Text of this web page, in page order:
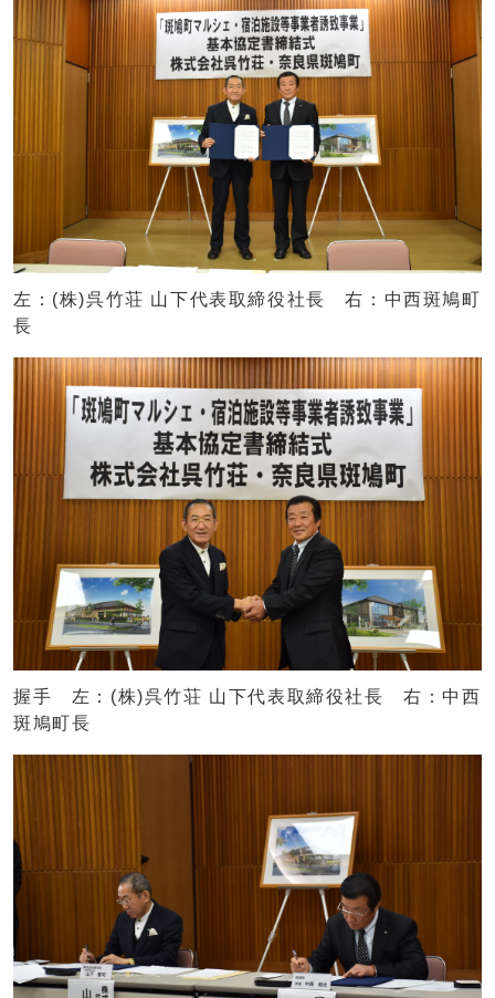
左：(株)呉竹荘 山下代表取締役社長 右：中西斑鳩町
長
握手 左：(株)呉竹荘 山下代表取締役社長 右：中西
斑鳩町長